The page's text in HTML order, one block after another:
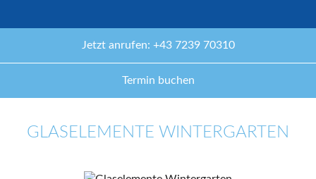
Jetzt anrufen: +43 7239 70310
Termin buchen
GLASELEMENTE WINTERGARTEN